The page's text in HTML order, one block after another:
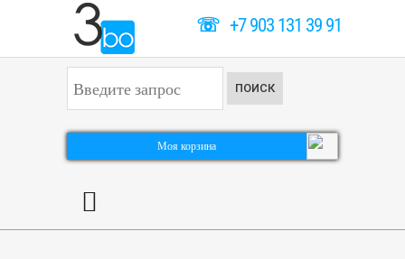
☏+7 903 131 39 91
к
а
ь
ПОИСК
Моя корзина